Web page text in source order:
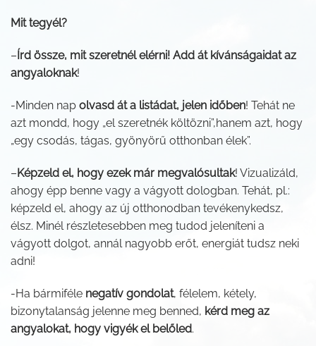
Mit tegyél?
–Írd össze, mit szeretnél elérni! Add át kívánságaidat az
angyaloknak!
-Minden nap olvasd át a listádat, jelen időben! Tehát ne
azt mondd, hogy „el szeretnék költözni”,hanem azt, hogy
„egy csodás, tágas, gyönyörű otthonban élek”.
–Képzeld el, hogy ezek már megvalósultak! Vizualizáld,
ahogy épp benne vagy a vágyott dologban. Tehát, pl.:
képzeld el, ahogy az új otthonodban tevékenykedsz,
élsz. Minél részletesebben meg tudod jeleníteni a
vágyott dolgot, annál nagyobb erőt, energiát tudsz neki
adni!
-Ha bármiféle negatív gondolat, félelem, kétely,
bizonytalanság jelenne meg benned, kérd meg az
angyalokat, hogy vigyék el belőled.